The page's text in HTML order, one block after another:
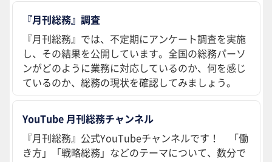
『月刊総務』調査
『月刊総務』では、不定期にアンケート調査を実施
し、その結果を公開しています。全国の総務パーソ
ンがどのように業務に対応しているのか、何を感じ
ているのか、総務の現状を確認してみましょう。
YouTube 月刊総務チャンネル
『月刊総務』公式YouTubeチャンネルです！ 「働
き方」「戦略総務」などのテーマについて、数分で